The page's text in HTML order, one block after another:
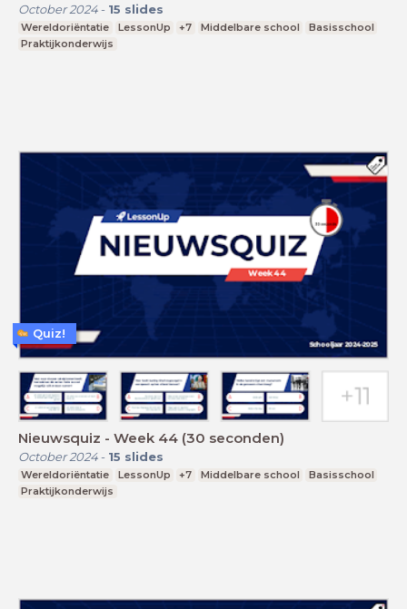
October 2024- 15 slides
Wereldoriëntatie LessonUp +7 Middelbare school
Basisschool
Praktijkonderwijs
Nieuwsquiz - Week 44 (30 seconden)
October 2024- 15 slides
Wereldoriëntatie LessonUp +7 Middelbare school
Basisschool
Praktijkonderwijs
Quiz!